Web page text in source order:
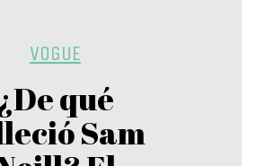
VOGUE
qué
Sam